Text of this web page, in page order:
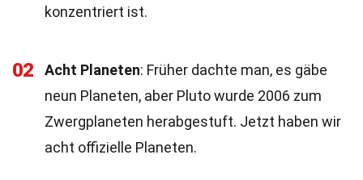
konzentriert ist.
02 Acht Planeten: Früher dachte man, es gäbe
neun Planeten, aber Pluto wurde 2006 zum
Zwergplaneten herabgestuft. Jetzt haben wir
acht offizielle Planeten.